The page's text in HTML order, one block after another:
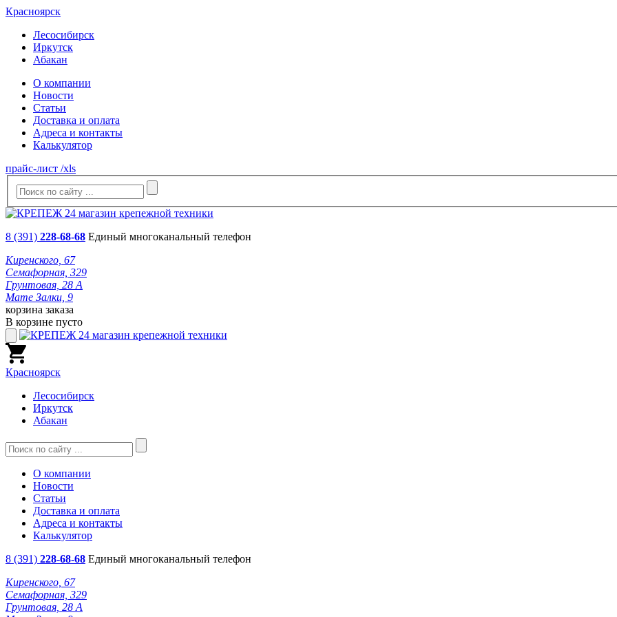
Красноярск
Лесосибирск
Иркутск
Абакан
О компании
Новости
Статьи
Доставка и оплата
Адреса и контакты
Калькулятор
прайс-лист /xls
8 (391) 228-68-68 Единый многоканальный телефон
Киренского, 67
Семафорная, 329
Грунтовая, 28 А
Мате Залки, 9
корзина заказа
В корзине пусто
Красноярск
Лесосибирск
Иркутск
Абакан
О компании
Новости
Статьи
Доставка и оплата
Адреса и контакты
Калькулятор
8 (391) 228-68-68 Единый многоканальный телефон
Киренского, 67
Семафорная, 329
Грунтовая, 28 А